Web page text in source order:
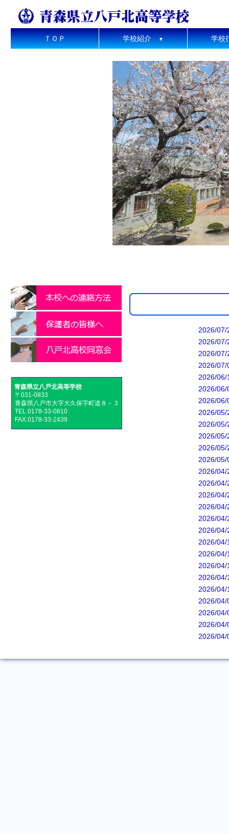
ＴＯＰ 学校紹介▼ 学
青森県立八戸北高等学校
〒031-0833
青森県八戸市大字大久保字町道８－３
TEL.0178-33-0810
FAX.0178-33-2439
2026/07/
2026/
2026/07/
2026/
2026/
2026/06/
2026/
2026/
2026/
2026/
2026/
2026/
2026/
2026/
2026/
2026/
2026/
2026/
2026/
2026/
2026/
2026/
2026/
2026/
2026/
2026/
2026/